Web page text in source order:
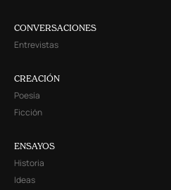
CONVERSACIONES
Entrevistas
CREACIÓN
Poesía
Ficción
ENSAYOS
Historia
Ideas